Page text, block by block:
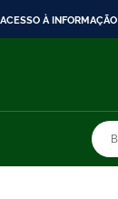
ACESSO À INFORMAÇÃO